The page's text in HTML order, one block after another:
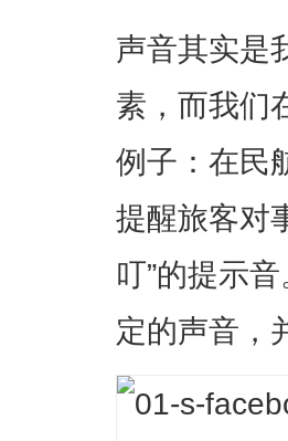
声音其实是
素，而我们
例子：在民
提醒旅客对
叮”的提示
定的声音，